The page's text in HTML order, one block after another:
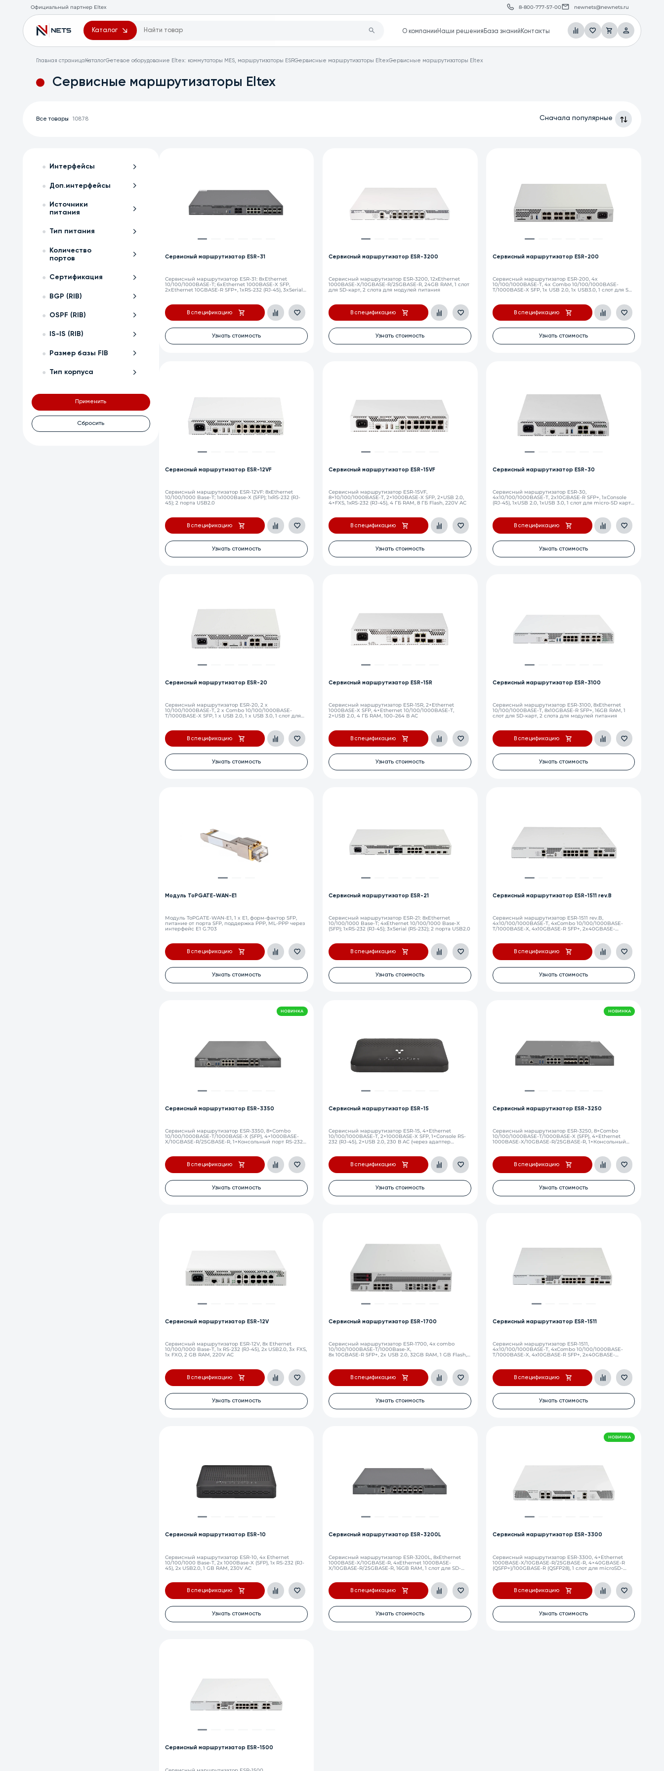
Официальный партнер Eltex 8-800-777-57-00 newnets@newnets.ru
Каталог О компании Наши решения База знаний Контакты
Главная страницаКаталогСетевое оборудование Eltex: коммутаторы MES, маршрутизаторы ESRСервисные маршрутизаторы EltexСервисные маршрутизаторы Eltex
Сервисные маршрутизаторы Eltex
Все товары 10878 Сначала популярные
Интерфейсы
Доп.интерфейсы
Источники
питания
Тип питания
Количество
портов
Сертификация
BGP (RIB)
OSPF (RIB)
IS-IS (RIB)
Размер базы FIB
Тип корпуса
Применить
Сбросить
Сервисный маршрутизатор ESR-31
Сервисный маршрутизатор ESR-31: 8xEthernet
10/100/1000BASE-T; 6xEthernet 1000BASE-X SFP,
2xEthernet 10GBASE-R SFP+, 1xRS-232 (RJ-45), 3xSerial
В спецификацию
Узнать стоимость
Сервисный маршрутизатор ESR-3200
Сервисный маршрутизатор ESR-3200, 12хEthernet
1000BASE-X/10GBASE-R/25GBASE-R, 24GB RAM, 1 слот
для SD-карт, 2 слота для модулей питания
В спецификацию
Узнать стоимость
Сервисный маршрутизатор ESR-200
Сервисный маршрутизатор ESR-200, 4х
10/100/1000BASE-T, 4x Combo 10/100/1000BASE-
T/1000BASE-X SFP, 1x USB 2.0, 1x USB3.0, 1 слот для SD-
В спецификацию
Узнать стоимость
Сервисный маршрутизатор ESR-12VF
Сервисный маршрутизатор ESR-12VF: 8хEthernet
10/100/1000 Base-T; 1х1000Base-X (SFP); 1хRS-232 (RJ-
45); 2 порта USB2.0
В спецификацию
Узнать стоимость
Сервисный маршрутизатор ESR-15VF
Сервисный маршрутизатор ESR-15VF,
8×10/100/1000BASE-T, 2×1000BASE-X SFP, 2×USB 2.0,
4×FXS, 1хRS-232 (RJ-45), 4 ГБ RAM, 8 ГБ Flash, 220V AC
В спецификацию
Узнать стоимость
Сервисный маршрутизатор ESR-30
Сервисный маршрутизатор ESR-30,
4x10/100/1000BASE-T, 2x10GBASE-R SFP+, 1xConsole
(RJ-45), 1xUSB 2.0, 1xUSB 3.0, 1 слот для micro-SD карт,
В спецификацию
Узнать стоимость
Сервисный маршрутизатор ESR-20
Сервисный маршрутизатор ESR-20, 2 х
10/100/1000BASE-T, 2 x Combo 10/100/1000BASE-
T/1000BASE-X SFP, 1 x USB 2.0, 1 x USB 3.0, 1 слот для
В спецификацию
Узнать стоимость
Сервисный маршрутизатор ESR-15R
Сервисный маршрутизатор ESR-15R, 2×Ethernet
1000BASE-X SFP, 4×Ethernet 10/100/1000BASE-T,
2×USB 2.0, 4 ГБ RAM, 100–264 В AC
В спецификацию
Узнать стоимость
Сервисный маршрутизатор ESR-3100
Сервисный маршрутизатор ESR-3100, 8хEthernet
10/100/1000BASE-T, 8х10GBASE-R SFP+, 16GB RAM, 1
слот для SD-карт, 2 слота для модулей питания
В спецификацию
Узнать стоимость
Модуль ToPGATE-WAN-E1
Модуль ToPGATE-WAN-E1, 1 x Е1, форм-фактор SFP,
питание от порта SFP, поддержка PPP, ML-PPP через
интерфейс E1 G.703
В спецификацию
Узнать стоимость
Сервисный маршрутизатор ESR-21
Сервисный маршрутизатор ESR-21: 8хEthernet
10/100/1000 Base-T; 4хEthernet 10/100/1000 Base-X
(SFP); 1xRS-232 (RJ-45); 3xSerial (RS-232); 2 порта USB2.0
В спецификацию
Узнать стоимость
Сервисный маршрутизатор ESR-1511 rev.B
Сервисный маршрутизатор ESR-1511 rev.B,
4x10/100/1000BASE-T, 4хCombo 10/100/1000BASE-
T/1000BASE-X, 4х10GBASE-R SFP+, 2x40GBASE-
В спецификацию
Узнать стоимость
НОВИНКА
Сервисный маршрутизатор ESR-3350
Сервисный маршрутизатор ESR-3350, 8×Combo
10/100/1000BASE-T/1000BASE-X (SFP), 4×1000BASE-
X/10GBASE-R/25GBASE-R, 1×Консольный порт RS-232
питания 200–240 В AC или 36–72 В DC.
В спецификацию
Узнать стоимость
Сервисный маршрутизатор ESR-15
Сервисный маршрутизатор ESR-15, 4×Ethernet
10/100/1000BASE-T, 2×1000BASE-X SFP, 1×Console RS-
232 (RJ-45), 2×USB 2.0, 230 В AC (через адаптер
В спецификацию
Узнать стоимость
НОВИНКА
Сервисный маршрутизатор ESR-3250
Сервисный маршрутизатор ESR-3250, 8×Combo
10/100/1000BASE-T/1000BASE-X (SFP), 4×Ethernet
1000BASE-X/10GBASE-R/25GBASE-R, 1×Консольный
модулей питания 100–240 В AC или 36–72 В DC.
В спецификацию
Узнать стоимость
Сервисный маршрутизатор ESR-12V
Сервисный маршрутизатор ESR-12V, 8х Ethernet
10/100/1000 Base-T, 1х RS-232 (RJ-45), 2х USB2.0, 3x FXS,
1x FXO, 2 GB RAM, 220V AC
В спецификацию
Узнать стоимость
Сервисный маршрутизатор ESR-1700
Сервисный маршрутизатор ESR-1700, 4х combo
10/100/1000BASE-T/1000Base-X,
8х 10GBASE-R SFP+, 2x USB 2.0, 32GB RAM, 1 GB Flash,
В спецификацию
Узнать стоимость
Сервисный маршрутизатор ESR-1511
Сервисный маршрутизатор ESR-1511,
4x10/100/1000BASE-T, 4хCombo 10/100/1000BASE-
T/1000BASE-X, 4х10GBASE-R SFP+, 2x40GBASE-
В спецификацию
Узнать стоимость
Сервисный маршрутизатор ESR-10
Сервисный маршрутизатор ESR-10, 4х Ethernet
10/100/1000 Base-T, 2х 1000Base-X (SFP), 1х RS-232 (RJ-
45), 2х USB2.0, 1 GB RAM, 230V AC
В спецификацию
Узнать стоимость
Сервисный маршрутизатор ESR-3200L
Сервисный маршрутизатор ESR-3200L, 8хEthernet
1000BASE-X/10GBASE-R, 4хEthernet 1000BASE-
X/10GBASE-R/25GBASE-R, 16GB RAM, 1 слот для SD-
В спецификацию
Узнать стоимость
НОВИНКА
Сервисный маршрутизатор ESR-3300
Сервисный маршрутизатор ESR-3300, 4×Ethernet
1000BASE-X/10GBASE-R/25GBASE-R, 4×40GBASE-R
(QSFP+)/100GBASE-R (QSFP28), 1 слот для microSD-
В спецификацию
Узнать стоимость
Сервисный маршрутизатор ESR-1500